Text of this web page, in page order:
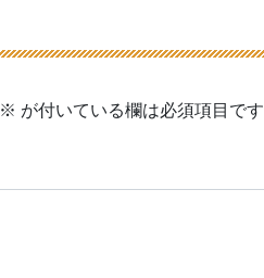
※ が付いている欄は必須項目です